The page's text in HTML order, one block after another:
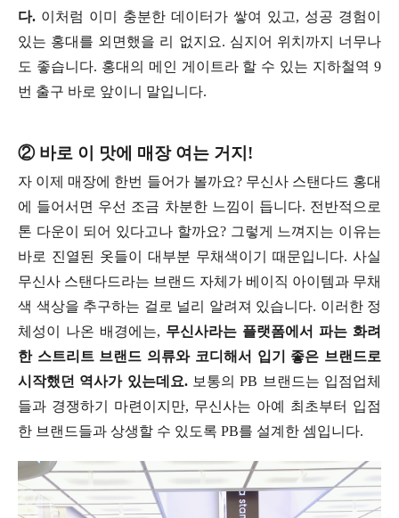
다. 이처럼 이미 충분한 데이터가 쌓여 있고, 성공 경험이
있는 홍대를 외면했을 리 없지요. 심지어 위치까지 너무나
도 좋습니다. 홍대의 메인 게이트라 할 수 있는 지하철역 9
번 출구 바로 앞이니 말입니다.
② 바로 이 맛에 매장 여는 거지!
자 이제 매장에 한번 들어가 볼까요? 무신사 스탠다드 홍대
에 들어서면 우선 조금 차분한 느낌이 듭니다. 전반적으로
톤 다운이 되어 있다고나 할까요? 그렇게 느껴지는 이유는
바로 진열된 옷들이 대부분 무채색이기 때문입니다. 사실
무신사 스탠다드라는 브랜드 자체가 베이직 아이템과 무채
색 색상을 추구하는 걸로 널리 알려져 있습니다. 이러한 정
체성이 나온 배경에는, 무신사라는 플랫폼에서 파는 화려
한 스트리트 브랜드 의류와 코디해서 입기 좋은 브랜드로
시작했던 역사가 있는데요. 보통의 PB 브랜드는 입점업체
들과 경쟁하기 마련이지만, 무신사는 아예 최초부터 입점
한 브랜드들과 상생할 수 있도록 PB를 설계한 셈입니다.